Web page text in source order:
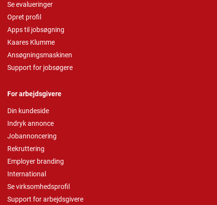
Se evalueringer
Opret profil
Apps til jobsøgning
Kaares Klumme
Ansøgningsmaskinen
Support for jobsøgere
For arbejdsgivere
Din kundeside
Indryk annonce
Jobannoncering
Rekruttering
Employer branding
International
Se virksomhedsprofil
Support for arbejdsgivere